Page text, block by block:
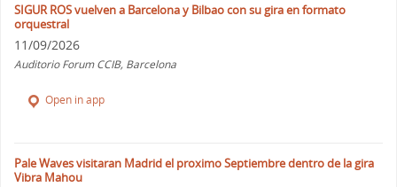
SIGUR ROS vuelven a Barcelona y Bilbao con su gira en formato
orquestral
11/09/2026
Auditorio Forum CCIB, Barcelona
Open in app
Pale Waves visitaran Madrid el proximo Septiembre dentro de la gira
Vibra Mahou